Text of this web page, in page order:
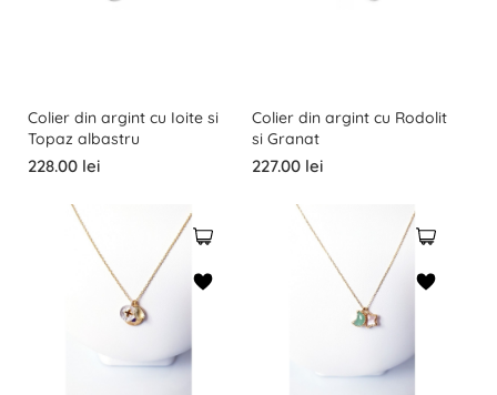
Colier din argint cu Ioite si
Topaz albastru
228.00 lei
Colier din argint cu Rodolit
si Granat
227.00 lei